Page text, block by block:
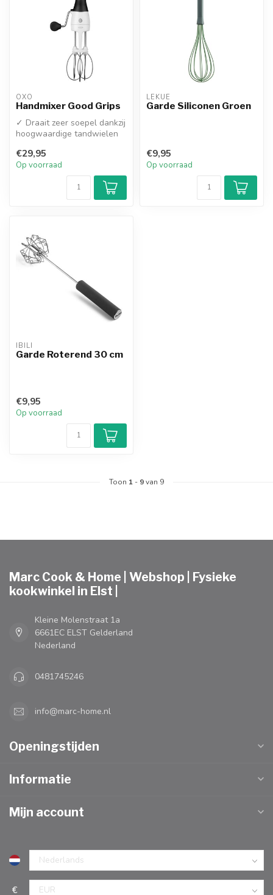
OXO
Handmixer Good Grips
✓ Draait zeer soepel dankzij
hoogwaardige tandwielen
afneem...
€29,95
Op voorraad
LEKUE
Garde Siliconen Groen
€9,95
Op voorraad
IBILI
Garde Roterend 30 cm
€9,95
Op voorraad
Toon 1 - 9van 9
Marc Cook & Home | Webshop | Fysieke
kookwinkel in Elst |
Kleine Molenstraat 1a
6661EC ELST Gelderland
Nederland
0481745246
info@marc-home.nl
Openingstijden
Informatie
Mijn account
€